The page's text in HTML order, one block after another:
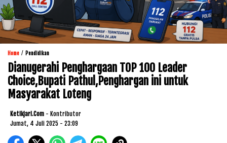
Home / Pendidikan
Dianugerahi Penghargaan TOP 100 Leader
Choice,Bupati Pathul,Penghargan ini untuk
Masyarakat Loteng
Ketikjari.com - Kontributor
Jumat, 4 Juli 2025 - 23:09